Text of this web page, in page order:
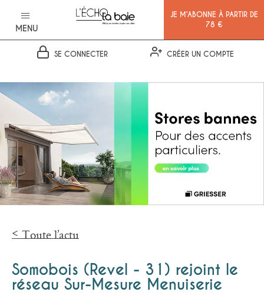
MENU
JE M’ABONNE À PARTIR DE
78 €
SE CONNECTER CRÉER UN COMPTE
Toute l’actu
Somobois (Revel - 31) rejoint le
réseau Sur-Mesure Menuiserie